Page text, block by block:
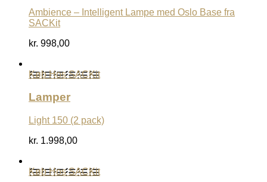
Ambience – Intelligent Lampe med Oslo Base fra
SACKit
kr. 998,00
Køb Hos SACKit
Lamper
Light 150 (2 pack)
kr. 1.998,00
Køb Hos SACKit